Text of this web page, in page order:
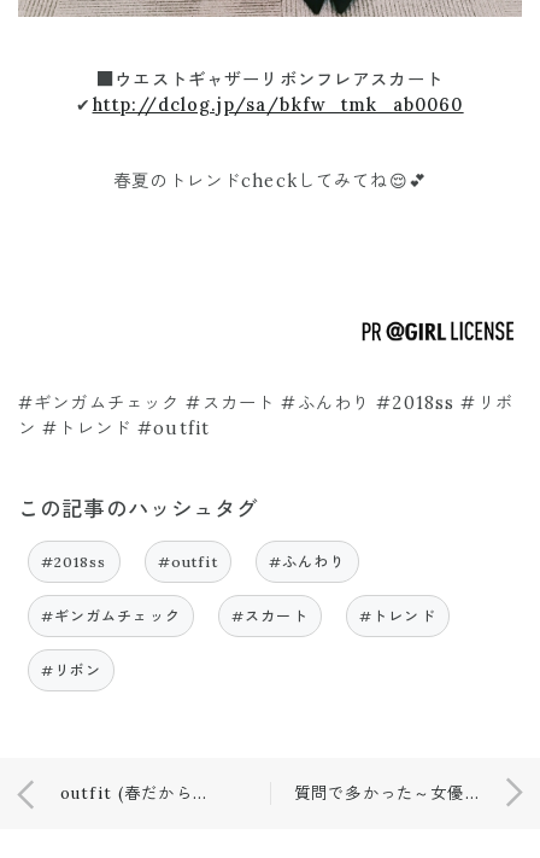
■ウエストギャザーリボンフレアスカート
✔ http://dclog.jp/sa/bkfw_tmk_ab0060
春夏のトレンドcheckしてみてね😌💕
#ギンガムチェック #スカート #ふんわり #2018ss #リボ
ン #トレンド #outfit
この記事のハッシュタグ
#2018ss #outfit #ふんわり
#ギンガムチェック #スカート #トレンド
#リボン
outfit (春だから着たい。ギンガムチェック←) 質問で多かった～女優風ミラーの作り方～